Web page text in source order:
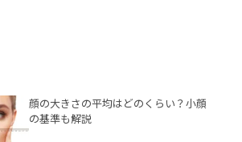
顔の大きさの平均はどのくらい？小顔
の基準も解説